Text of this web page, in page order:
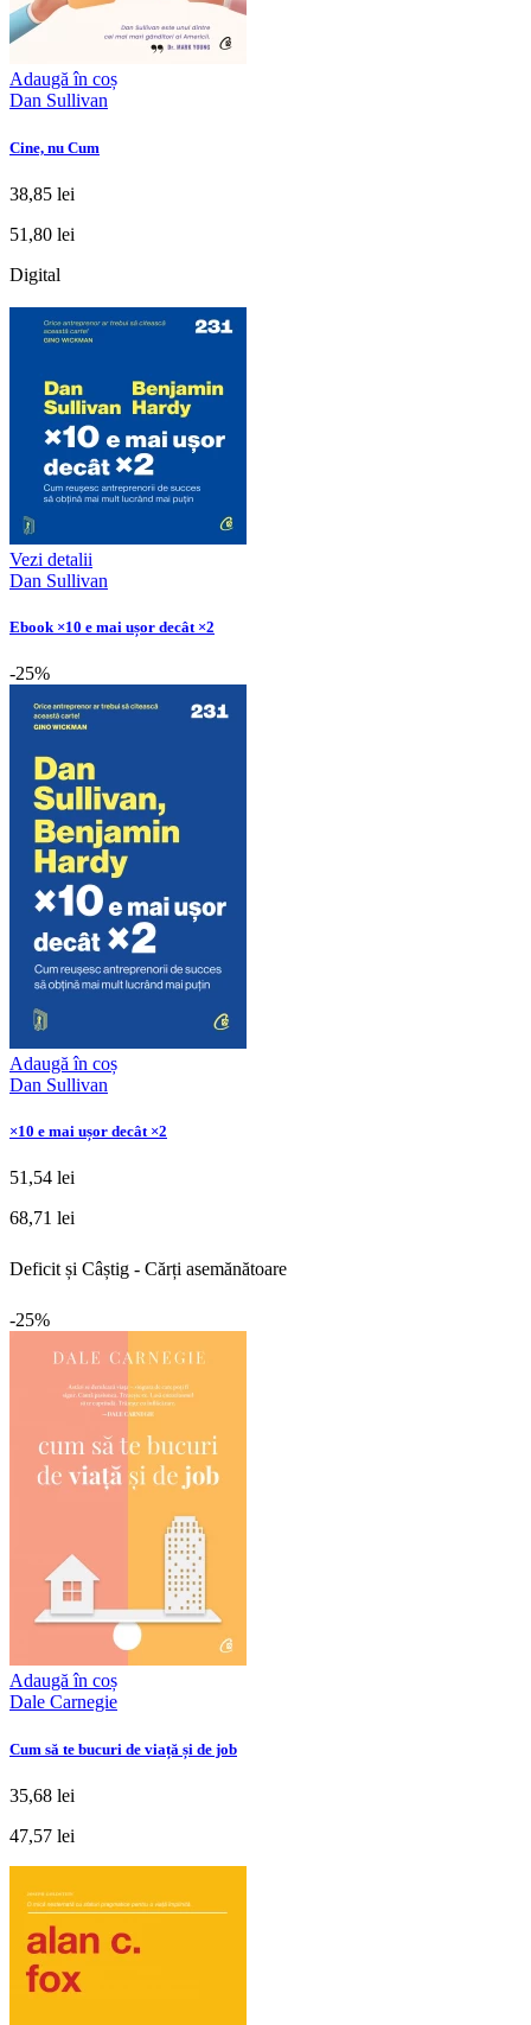
Adaugă în coș
Dan Sullivan
Cine, nu Cum
38,85 lei
51,80 lei
Digital
Vezi detalii
Dan Sullivan
Ebook ×10 e mai ușor decât ×2
-25%
Adaugă în coș
Dan Sullivan
×10 e mai ușor decât ×2
51,54 lei
68,71 lei
Deficit și Câștig - Cărți asemănătoare
-25%
Adaugă în coș
Dale Carnegie
Cum să te bucuri de viață și de job
35,68 lei
47,57 lei